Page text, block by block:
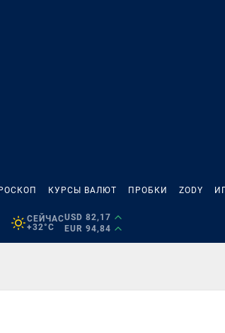
КУРСЫ ВАЛЮТ ПРОБКИ ZODY
СЕЙЧАС
+32°C
USD 82,17
EUR 94,84